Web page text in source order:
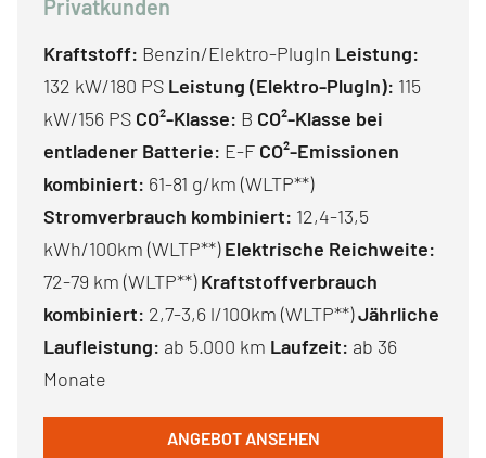
Privatkunden
Kraftstoff: Benzin/Elektro-PlugIn Leistung:
132 kW/180 PS Leistung (Elektro-PlugIn): 115
kW/156 PS CO²-Klasse: B CO²-Klasse bei
entladener Batterie: E-F CO²-Emissionen
kombiniert: 61-81 g/km (WLTP**)
Stromverbrauch kombiniert: 12,4-13,5
kWh/100km (WLTP**)Elektrische Reichweite:
72-79 km (WLTP**)Kraftstoffverbrauch
kombiniert: 2,7-3,6 l/100km (WLTP**)Jährliche
Laufleistung: ab 5.000 km Laufzeit: ab 36
Monate
ANGEBOT ANSEHEN